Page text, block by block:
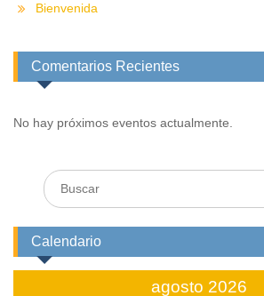
Bienvenida
Comentarios Recientes
No hay próximos eventos actualmente.
Search
for:
Calendario
agosto 2026